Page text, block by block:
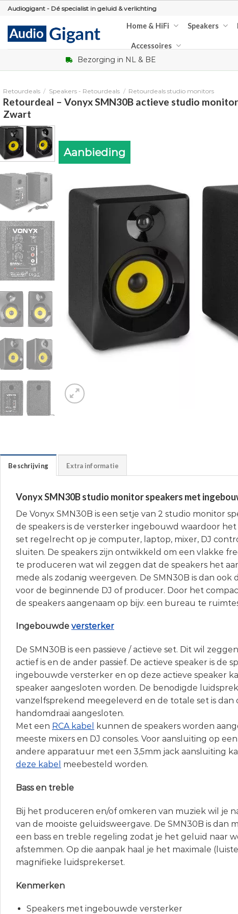
Skip
content
Audiogigant - Dé specialist in geluid & verlichting
Home & HiFi Speakers
Accessoires
Bezorging in NL & BE
Retourdeals / Speakers - Retourdeals / Retourdeals studio monitors
Retourdeal – Vonyx SMN30B actieve studio
Zwart
Aanbieding
Beschrijving Extra informatie
Vonyx SMN30B studio monitor speakers met
De Vonyx SMN30B is een setje van 2 studio monitor
de speakers is de versterker ingebouwd waardoor het
set regelrecht op je computer, laptop, mixer, DJ
sluiten. De speakers zijn ontwikkeld om een vlakke
te produceren wat wil zeggen dat de speakers het
mede als zodanig weergeven. De SMN30B is dan ook
voor de beginnende DJ of producer. Door het
de speakers aangenaam op bijv. een bureau te
Ingebouwde versterker
De SMN30B is een passieve / actieve set. Dit wil
actief is en de ander passief. De actieve speaker is de
ingebouwde versterker en op deze actieve speaker
speaker aangesloten worden. De benodigde
vanzelfsprekend meegeleverd en de totale set is dan
handomdraai aangesloten.
Met een RCA kabel
kunnen de speakers worden
meeste mixers en DJ consoles. Voor aansluiting op
andere apparatuur met een 3,5mm jack aansluiting
deze kabel meebesteld worden.
Bass en treble
Bij het produceren en/of omkeren van muziek wil je
van de mooiste geluidsweergave. De SMN30B is dan
een bass en treble regeling zodat je het geluid naar
afstemmen. Op die aanpak haal je het maximale
magnifieke luidsprekerset.
Kenmerken
Speakers met ingebouwde versterker